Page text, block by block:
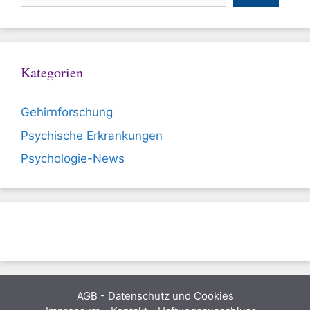
Kategorien
Gehirnforschung
Psychische Erkrankungen
Psychologie-News
AGB - Datenschutz und Cookies